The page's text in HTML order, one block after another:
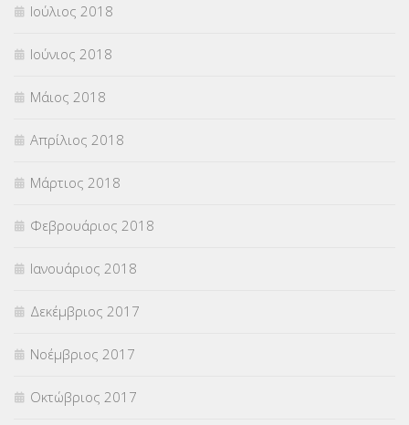
Ιούλιος 2018
Ιούνιος 2018
Μάιος 2018
Απρίλιος 2018
Μάρτιος 2018
Φεβρουάριος 2018
Ιανουάριος 2018
Δεκέμβριος 2017
Νοέμβριος 2017
Οκτώβριος 2017